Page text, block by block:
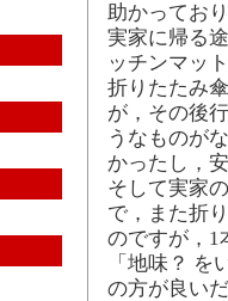
助かってお
実家に帰る
ッチンマッ
折りたたみ
が，その後
うなものが
かったし，
そして実家
で，また折
のですが，1
「地味？
の方が良い